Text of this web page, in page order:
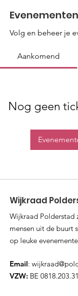
Evenementen
Volg en beheer je
Aankomend
Nog geen
Wijkraad
Wijkraad Polderstad
mensen uit de buurt
op leuke
Email:
VZW: BE